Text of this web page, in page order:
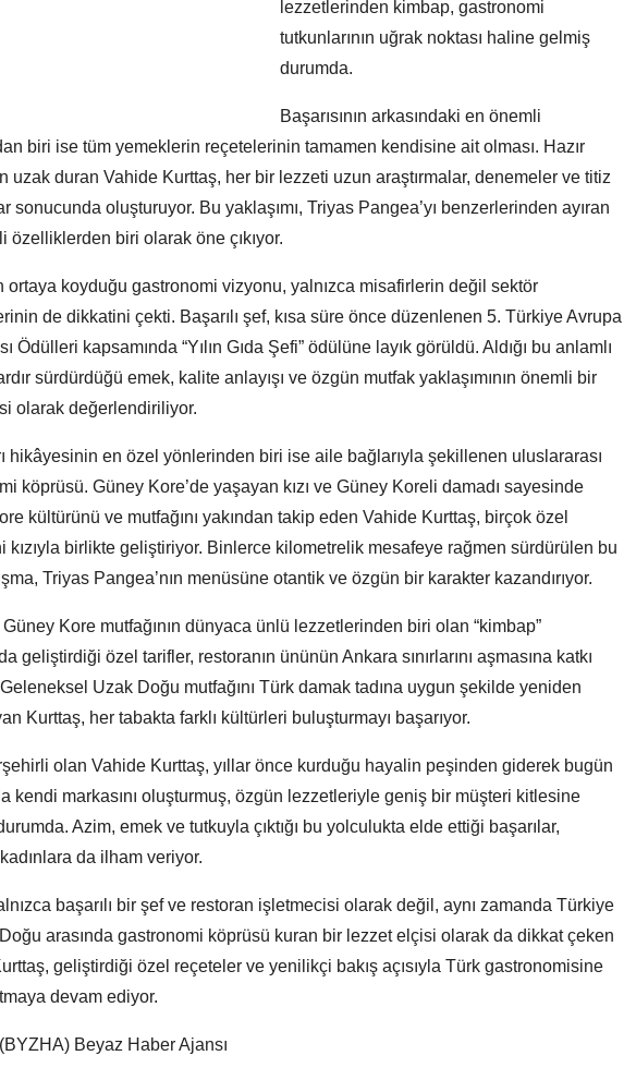
lezzetlerinden kimbap, gastronomi
tutkunlarının uğrak noktası haline gelmiş
durumda.
Başarısının arkasındaki en önemli
biri ise tüm yemeklerin reçetelerinin tamamen kendisine ait olması. Hazır
uzak duran Vahide Kurttaş, her bir lezzeti uzun araştırmalar, denemeler ve titiz
sonucunda oluşturuyor. Bu yaklaşımı, Triyas Pangea’yı benzerlerinden ayıran
özelliklerden biri olarak öne çıkıyor.
ortaya koyduğu gastronomi vizyonu, yalnızca misafirlerin değil sektör
de dikkatini çekti. Başarılı şef, kısa süre önce düzenlenen 5. Türkiye Avrupa
Ödülleri kapsamında “Yılın Gıda Şefi” ödülüne layık görüldü. Aldığı bu anlamlı
sürdürdüğü emek, kalite anlayışı ve özgün mutfak yaklaşımının önemli bir
olarak değerlendiriliyor.
hikâyesinin en özel yönlerinden biri ise aile bağlarıyla şekillenen uluslararası
köprüsü. Güney Kore’de yaşayan kızı ve Güney Koreli damadı sayesinde
kültürünü ve mutfağını yakından takip eden Vahide Kurttaş, birçok özel
kızıyla birlikte geliştiriyor. Binlerce kilometrelik mesafeye rağmen sürdürülen bu
Triyas Pangea’nın menüsüne otantik ve özgün bir karakter kazandırıyor.
Kore mutfağının dünyaca ünlü lezzetlerinden biri olan “kimbap”
geliştirdiği özel tarifler, restoranın ününün Ankara sınırlarını aşmasına katkı
Uzak Doğu mutfağını Türk damak tadına uygun şekilde yeniden
Kurttaş, her tabakta farklı kültürleri buluşturmayı başarıyor.
olan Vahide Kurttaş, yıllar önce kurduğu hayalin peşinden giderek bugün
kendi markasını oluşturmuş, özgün lezzetleriyle geniş bir müşteri kitlesine
Azim, emek ve tutkuyla çıktığı bu yolculukta elde ettiği başarılar,
da ilham veriyor.
başarılı bir şef ve restoran işletmecisi olarak değil, aynı zamanda Türkiye
arasında gastronomi köprüsü kuran bir lezzet elçisi olarak da dikkat çeken
geliştirdiği özel reçeteler ve yenilikçi bakış açısıyla Türk gastronomisine
devam ediyor.
Beyaz Haber Ajansı